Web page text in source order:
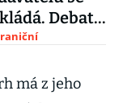
Debata
na
má z jeho